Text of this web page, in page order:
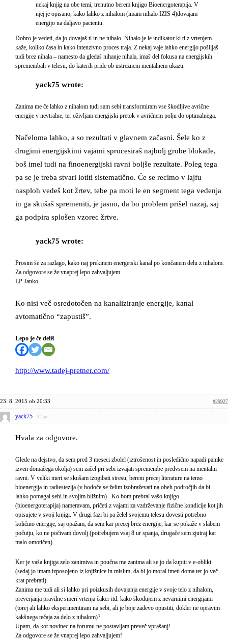
nekaj knjig na obe temi, trenutno berem knjigo Bioenergoterapija. V
njej je opisano, kako lahko z nihalom (imam nihalo IZIS 4)dovajam
energijo na daljavo pacientu.
Dobro je vedeti, da jo dovajaš ti in ne nihalo. Nihalo je le indikator ki ti z vrtenjem
kaže, koliko časa in kako intenzivno proces traja. Z nekaj vaje lahko energijo pošiljaš
tudi brez nihala – namesto da gledaš nihanje nihala, imaš del fokusa na energijskih
spremembah v telesu, do katerih pride ob ustreznem mentalnem ukazu.
yack75 wrote:
Zanima me če lahko z nihalom tudi sam sebi transformiram vse škodljive avrične
energije v nevtralne, ter oživljam energijski pretok v avričnem polju do optimalnega.
Načeloma lahko, a so rezultati v glavnem začasni. Šele ko z
drugimi energijskimi vajami sprocesiraš najbolj grobe blokade,
boš imel tudi na finoenergijski ravni boljše rezultate. Poleg tega
pa se je treba stvari lotiti sistematično. Če se recimo v lajfu
nasploh vedeš kot žrtev, tebe pa moti le en segment tega vedenja
in ga skušaš spremeniti, je jasno, da bo problem prišel nazaj, saj
ga podpira splošen vzorec žrtve.
yack75 wrote:
Prosim še za razlago, kako naj prekinem energetski kanal po končanem delu z nihalom.
Za odgovore se že vnaprej lepo zahvaljujem.
LP Janko
Ko nisi več osredotočen na kanaliziranje energije, kanal
avtomatično “zapustiš”.
Lepo je če deliš
http://www.tadej-pretner.com/
23. 8. 2015 ob 20:33 #29927
yack75 Član
Hvala za odgovore.
Glede na dejstvo, da sem pred 3 meseci zbolel (iztrošenost in posledično napadi panike
izven domačega okolja) sem začel pri sebi izvajati spremembe predvsem na mentalni
ravni. V veliki meri se skušam izogibati stresu, berem precej literature na temo
bioenergija in radiestezija (v bodoče se želim izobraževati na obeh področjih da bi
lahko pomagal sebi in svojim bližnim) . Ko bom prebral vašo knjigo
(bioenergoterapija) nameravam, pričeti z vajami za vzdrževanje fizične kondicije kot jih
opisujete v svoji knjigi. V drugi fazi bi pa želel svojemu telesu dovesti potrebno
količino energije, saj opažam, da sem kar precej brez energije, kar se pokaže v slabem
počutju, ko ne počivam dovolj (potrebujem vsaj 8 ur spanja, drugače sem zjutraj kar
malo omotičen)
Ker je vaša knjiga zelo zanimiva in poučna me zanima ali se jo da kupiti v e-obliki
(sedaj jo imam izposojeno iz knjižnice in mislim, da bi jo moral imeti doma ter jo več
krat prebrati).
Zanima me tudi ali si lahko pri poizkusih dovajanja energije v svoje telo z nihalom,
preverjanja pravilne smeri vrtenja čaker itd. kako škodujem z nevarnimi energijami
(torej ali lahko eksperimentiram na sebi, ali je boje zadevo opustiti, dokler ne opravim
kakšnega tečaja za delo z nihalom)?
Upam, da kot novinec na forumu ne postavljam preveč vprašanj!
Za odgovore se že vnaprej lepo zahvaljujem!